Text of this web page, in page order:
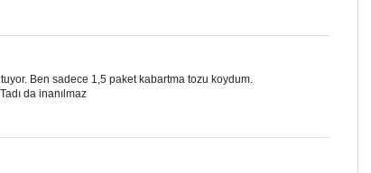
Ben sadece 1,5 paket kabartma tozu koydum.
da inanılmaz